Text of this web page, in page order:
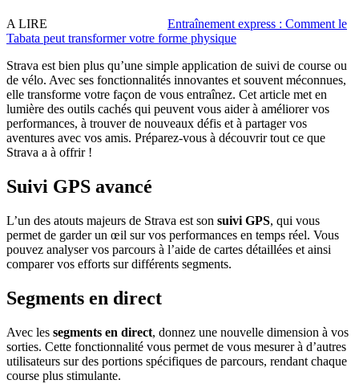
A LIRE
Entraînement express : Comment le
Tabata peut transformer votre forme physique
Strava est bien plus qu’une simple application de suivi de course ou
de vélo. Avec ses fonctionnalités innovantes et souvent méconnues,
elle transforme votre façon de vous entraînez. Cet article met en
lumière des outils cachés qui peuvent vous aider à améliorer vos
performances, à trouver de nouveaux défis et à partager vos
aventures avec vos amis. Préparez-vous à découvrir tout ce que
Strava a à offrir !
Suivi GPS avancé
L’un des atouts majeurs de Strava est son suivi GPS, qui vous
permet de garder un œil sur vos performances en temps réel. Vous
pouvez analyser vos parcours à l’aide de cartes détaillées et ainsi
comparer vos efforts sur différents segments.
Segments en direct
Avec les segments en direct, donnez une nouvelle dimension à vos
sorties. Cette fonctionnalité vous permet de vous mesurer à d’autres
utilisateurs sur des portions spécifiques de parcours, rendant chaque
course plus stimulante.